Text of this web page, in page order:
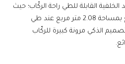
الخلفية القابلة للطي راحة الركّاب؛ حيث
يمكن تحويلها إلى سرير واسع بمساحة 2.08 متر مربع عند طي
الذكي مرونة كبيرة للركّاب